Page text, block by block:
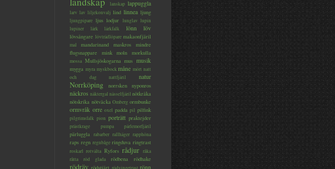
lanskap lappuggla
larv lav liljekonvalj lind linnea ljung
ljungpipare ljus lodjur lunglav lupin
lupiner
lärk lärkfalk lönn löv
lövsångare lövträdlöpare makaonfjäril
mal mandarinand maskros
mindre
flugsnappare
mink moln morkulla
mossa Mullsjöskogarna mus musik
mygga myra myskbock måne mört natt
och dag
nattfjäril natur
Norrköping norrsken nyponros
näckros näktergal nässelfjäril nötkråka
nötskrika nötväcka Omberg ormbunke
ormvråk orre oxel padda pil pilfink
pilgrimsfalk pion porträtt praktejder
prästkrage pumpa pärlemorfjäril
pärluggla rabarber rallhäger rapphöna
raps regn regnbåge ringduva ringtrast
roskarl rotvälta Ryfors rådjur råka
råtta
röd glada rödbena rödhake
rödräv rönn